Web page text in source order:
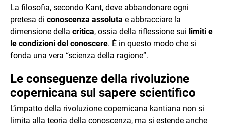
La filosofia, secondo Kant, deve abbandonare ogni
pretesa di conoscenza assoluta e abbracciare la
dimensione della critica, ossia della riflessione sui limiti e
le condizioni del conoscere. È in questo modo che si
fonda una vera “scienza della ragione”.
Le conseguenze della rivoluzione
copernicana sul sapere scientifico
L’impatto della rivoluzione copernicana kantiana non si
limita alla teoria della conoscenza, ma si estende anche